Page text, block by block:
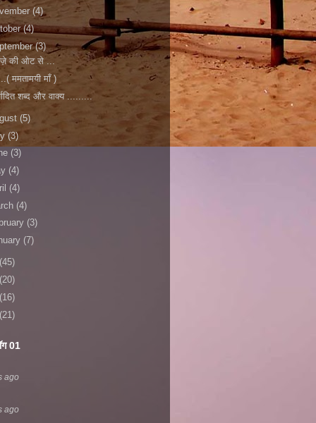
(4)
(4)
(3)
की ओट से ...
ममतामयी माँ )
शब्द और वाक्य .........
(5)
(3)
(3)
(4)
(4)
(4)
(3)
(7)
(45)
(20)
(16)
(21)
01
ago
ago